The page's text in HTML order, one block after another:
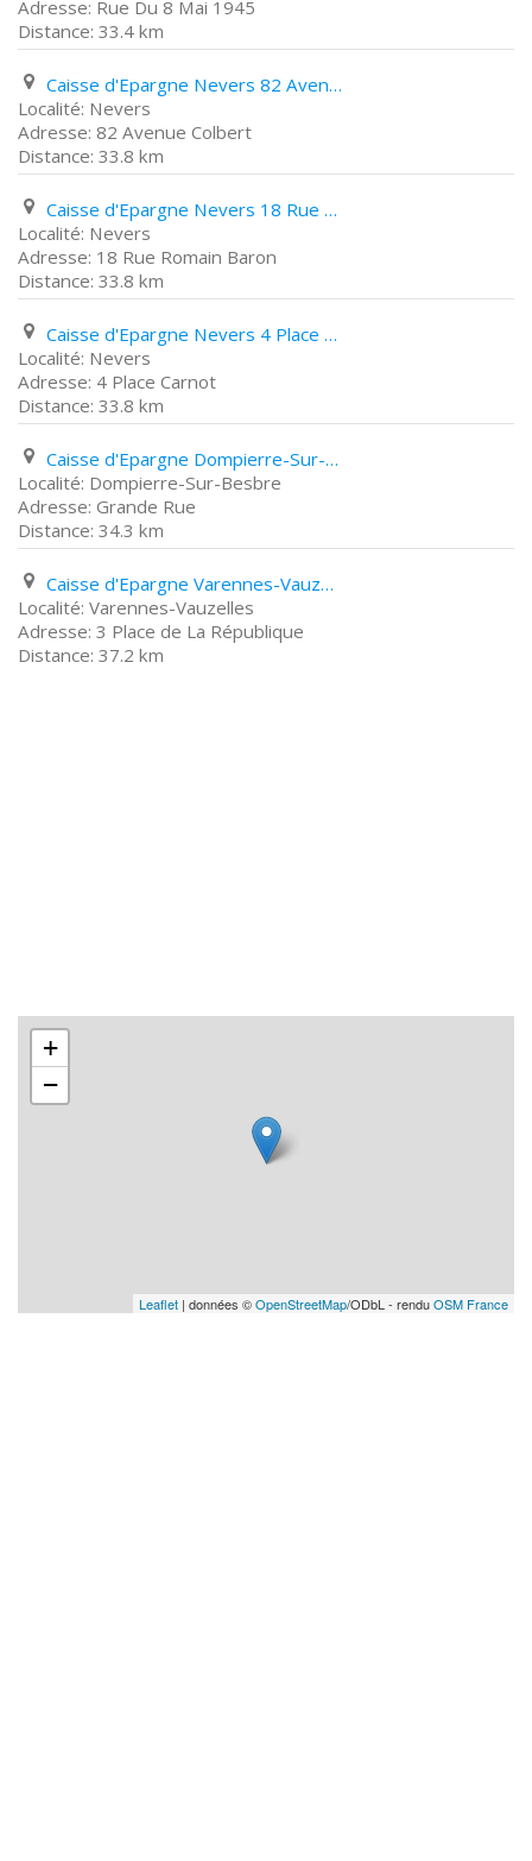
Rue Du 8 Mai 1945
33.4 km
Caisse d'Epargne Nevers 82 Avenue Colbert
Nevers
82 Avenue Colbert
33.8 km
Caisse d'Epargne Nevers 18 Rue Romain Baron
Nevers
18 Rue Romain Baron
33.8 km
Caisse d'Epargne Nevers 4 Place Carnot
Nevers
4 Place Carnot
33.8 km
Caisse d'Epargne Dompierre-Sur-Besbre Grande Rue
Dompierre-Sur-Besbre
Grande Rue
34.3 km
Caisse d'Epargne Varennes-Vauzelles 3 Place de La République
Varennes-Vauzelles
3 Place de La République
37.2 km
+
−
Leaflet | données ©OpenStreetMap/ODbL - renduOSM France